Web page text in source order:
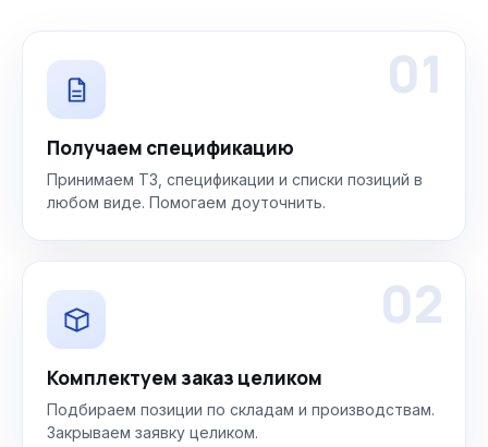
01
Получаем спецификацию
Принимаем ТЗ, спецификации и списки позиций в
любом виде. Помогаем доуточнить.
02
Комплектуем заказ целиком
Подбираем позиции по складам и производствам.
Закрываем заявку целиком.